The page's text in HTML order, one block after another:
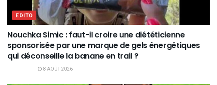
EDITO
Nouchka Simic : faut-il croire une diététicienne
sponsorisée par une marque de gels énergétiques
qui déconseille la banane en trail ?
8 AOÛT 2026